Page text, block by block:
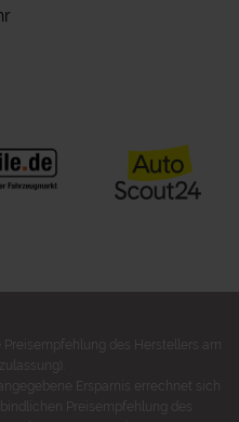
des Herstellers am
Ersparnis errechnet sich
Preisempfehlung des